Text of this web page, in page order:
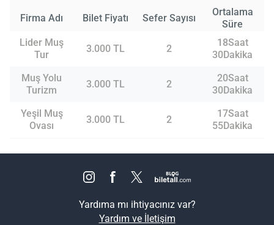
Firma Adı Bilet Fiyatı Sefer Sayısı
Ortalama
Süre
Lider Muş
Tur
3.000 TL 2
18Saat
30Dakika
Muş Yolu
Turizm
3.000 TL 2
20Saat
30Dakika
Yeşil Muş
Ovası
3.000 TL 2
17Saat
55Dakika
Yardıma mı ihtiyacınız var?
Yardım ve İletişim